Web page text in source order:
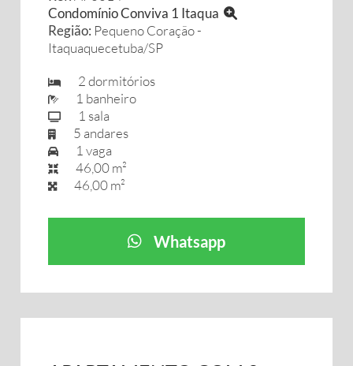
Condomínio Conviva 1 Itaqua
Região: Pequeno Coração -
Itaquaquecetuba/SP
2 dormitórios
1 banheiro
1 sala
5 andares
1 vaga
46,00 m²
46,00 m²
Whatsapp